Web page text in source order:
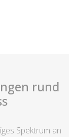
rund
Spektrum an